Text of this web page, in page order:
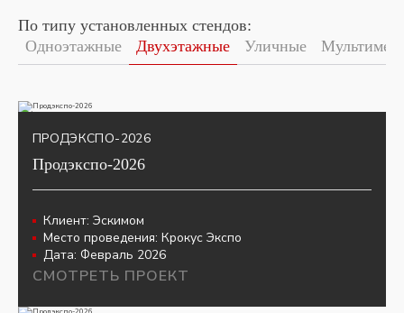
По типу установленных стендов:
Одноэтажные
Двухэтажные Уличные
ПРОДЭКСПО-2026
Продэкспо-2026
Клиент: Эскимом
Место проведения: Крокус Экспо
Дата: Февраль 2026
СМОТРЕТЬ ПРОЕКТ